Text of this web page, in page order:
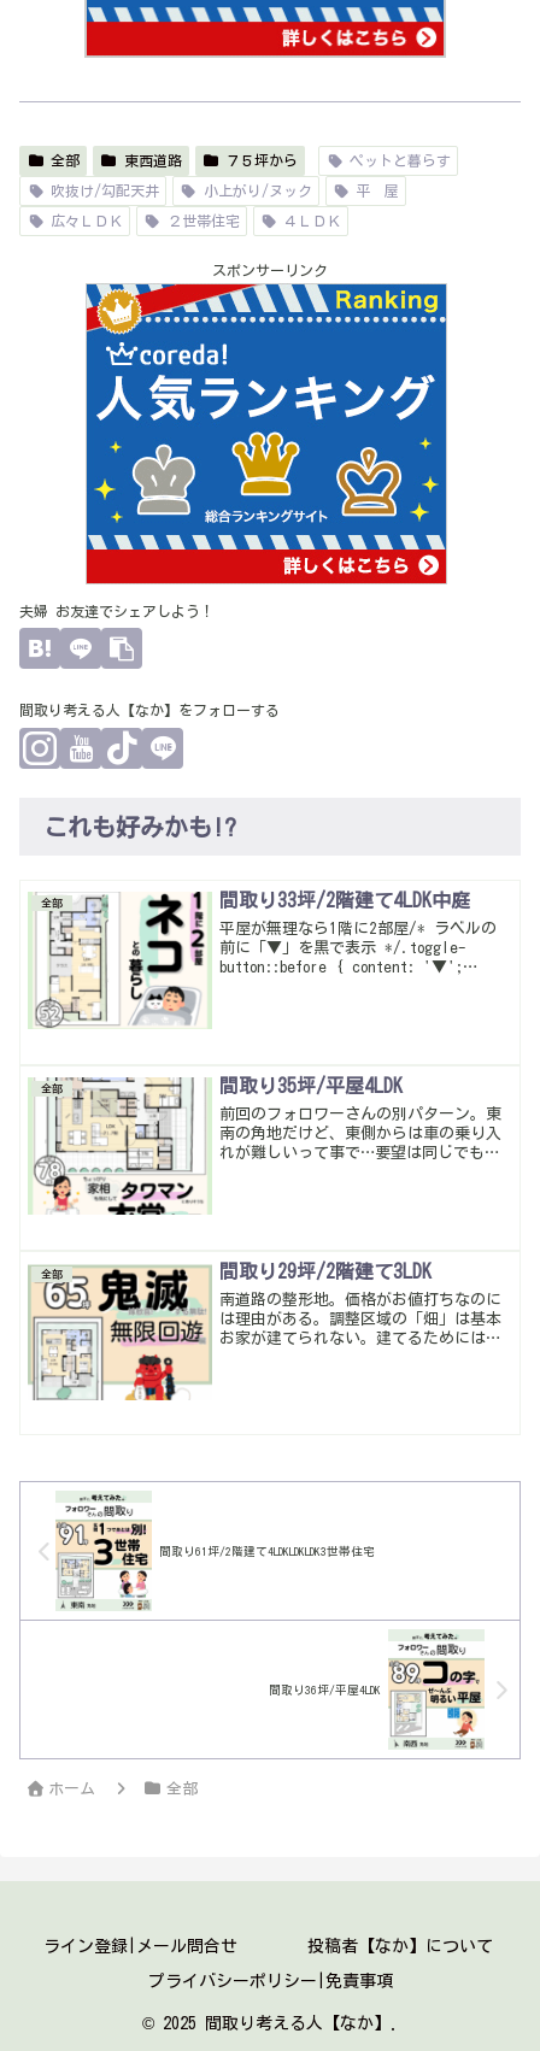
全部 東西道路 ７５坪から ペットと暮らす
吹抜け/勾配天井 小上がり/ヌック 平 屋
広々ＬＤＫ ２世帯住宅 ４ＬＤＫ
スポンサーリンク
夫婦 お友達でシェアしよう！
間取り考える人【なか】をフォローする
これも好みかも!?
全部 間取り33坪/2階建て4LDK中庭
平屋が無理なら1階に2部屋/* ラベルの
前に「▼」を黒で表示 */.toggle-
button::before { content: '▼';
全部 間取り35坪/平屋4LDK
前回のフォロワーさんの別パターン。東
南の角地だけど、東側からは車の乗り入
れが難しいって事で…要望は同じでも土
全部 間取り29坪/2階建て3LDK
南道路の整形地。価格がお値打ちなのに
は理由がある。調整区域の「畑」は基本
お家が建てられない。建てるためには、
間取り61坪/2階建て4LDKLDKLDK3世帯住宅
間取り36坪/平屋4LDK
ホーム 全部
ライン登録|メール問合せ 投稿者【なか】について
プライバシーポリシー|免責事項
© 2025 間取り考える人【なか】.